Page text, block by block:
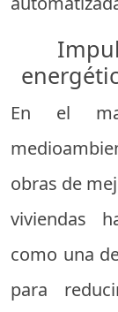
En el
obras de
viviendas
como una
para